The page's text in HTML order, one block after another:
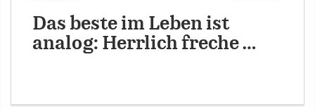
Das beste im Leben ist
analog: Herrlich freche …